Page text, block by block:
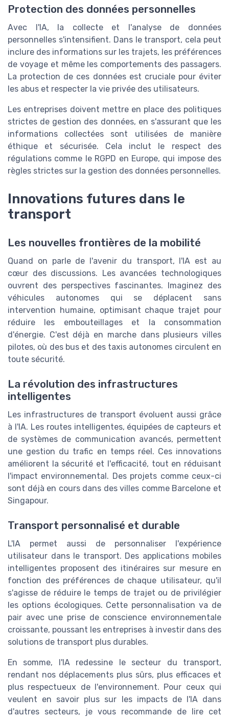
Protection des données personnelles
Avec l'IA, la collecte et l'analyse de données
personnelles s'intensifient. Dans le transport, cela peut
inclure des informations sur les trajets, les préférences
de voyage et même les comportements des passagers.
La protection de ces données est cruciale pour éviter
les abus et respecter la vie privée des utilisateurs.
Les entreprises doivent mettre en place des politiques
strictes de gestion des données, en s'assurant que les
informations collectées sont utilisées de manière
éthique et sécurisée. Cela inclut le respect des
régulations comme le RGPD en Europe, qui impose des
règles strictes sur la gestion des données personnelles.
Innovations futures dans le
transport
Les nouvelles frontières de la mobilité
Quand on parle de l'avenir du transport, l'IA est au
cœur des discussions. Les avancées technologiques
ouvrent des perspectives fascinantes. Imaginez des
véhicules autonomes qui se déplacent sans
intervention humaine, optimisant chaque trajet pour
réduire les embouteillages et la consommation
d'énergie. C'est déjà en marche dans plusieurs villes
pilotes, où des bus et des taxis autonomes circulent en
toute sécurité.
La révolution des infrastructures
intelligentes
Les infrastructures de transport évoluent aussi grâce
à l'IA. Les routes intelligentes, équipées de capteurs et
de systèmes de communication avancés, permettent
une gestion du trafic en temps réel. Ces innovations
améliorent la sécurité et l'efficacité, tout en réduisant
l'impact environnemental. Des projets comme ceux-ci
sont déjà en cours dans des villes comme Barcelone et
Singapour.
Transport personnalisé et durable
L'IA permet aussi de personnaliser l'expérience
utilisateur dans le transport. Des applications mobiles
intelligentes proposent des itinéraires sur mesure en
fonction des préférences de chaque utilisateur, qu'il
s'agisse de réduire le temps de trajet ou de privilégier
les options écologiques. Cette personnalisation va de
pair avec une prise de conscience environnementale
croissante, poussant les entreprises à investir dans des
solutions de transport plus durables.
En somme, l'IA redessine le secteur du transport,
rendant nos déplacements plus sûrs, plus efficaces et
plus respectueux de l'environnement. Pour ceux qui
veulent en savoir plus sur les impacts de l'IA dans
d'autres secteurs, je vous recommande de lire cet